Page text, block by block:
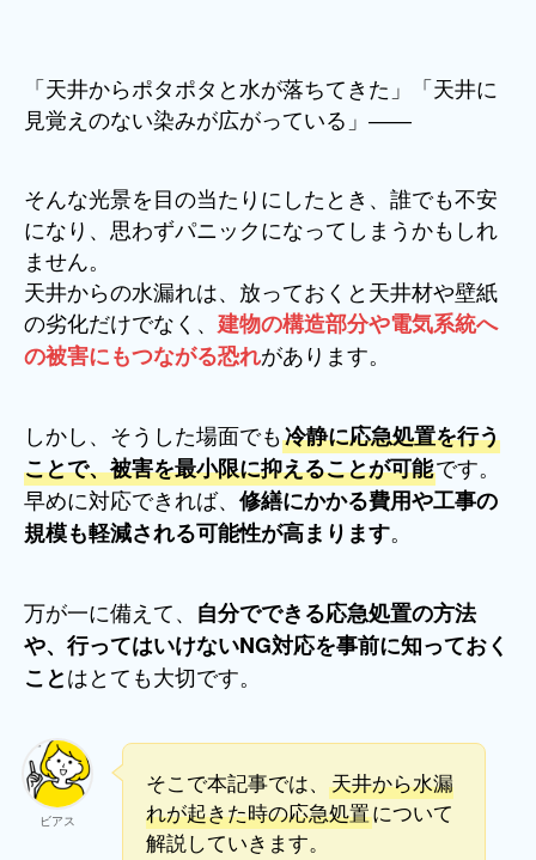
「天井からポタポタと水が落ちてきた」「天井に
見覚えのない染みが広がっている」――
そんな光景を目の当たりにしたとき、誰でも不安
になり、思わずパニックになってしまうかもしれ
ません。
天井からの水漏れは、放っておくと天井材や壁紙
の劣化だけでなく、 建物の構造部分や電気系統へ
の被害にもつながる恐れがあります。
しかし、そうした場面でも冷静に応急処置を行う
ことで、被害を最小限に抑えることが可能です。
早めに対応できれば、 修繕にかかる費用や工事の
規模も軽減される可能性が高まります。
万が一に備えて、 自分でできる応急処置の方法
や、行ってはいけないNG対応を事前に知っておく
ことはとても大切です。
ビアス
そこで本記事では、 天井から水漏
れが起きた時の応急処置について
解説していきます。